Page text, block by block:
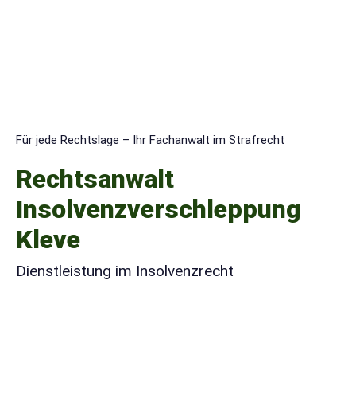
Für jede Rechtslage – Ihr Fachanwalt im Strafrecht
Rechtsanwalt
Insolvenzverschleppung
Kleve
Dienstleistung im Insolvenzrecht